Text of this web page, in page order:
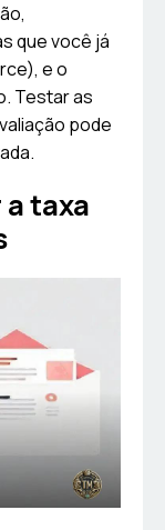
que você já
e o
Testar as
pode
taxa